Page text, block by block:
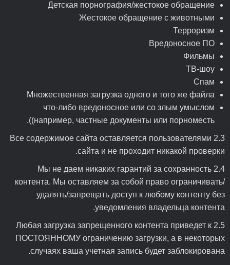
Детская порнография/жестокое обращение
Жестокое обращение с животными
Терроризм
Вредоносное ПО
Фильмы
ТВ-шоу
Спам
Множественная загрузка одного и того же файла
что-либо вредоносное или со злым умыслом
(например, частные документы или порноместь).
2.3 Все содержимое сайта оставляется пользователями
сайта и не проходит никакой проверки.
2.4 Мы не даем никаких гарантий за сохранность
контента. Мы оставляем за собой право ограничивать/
удалять/запрещать доступ к любому контенту без
уведомления владельца контента.
2.5 Любая загрузка запрещенного контента приведет к
ПОСТОЯННОМУ ограничению загрузки, а в некоторых
случаях ваша учетная запись будет заблокирована.